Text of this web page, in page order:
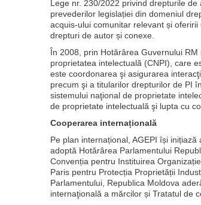
Lege nr. 230/2022 privind drepturile
prevederilor legislației din domeniul
acquis-ului comunitar relevant și
drepturi de autor și conexe.
În 2008, prin Hotărârea Guvernului
proprietatea intelectuală (CNPI), care
este coordonarea şi asigurarea
precum şi a titularilor drepturilor de PI
sistemului naţional de proprietate
de proprietate intelectuală şi lupta cu
Cooperarea internațională
Pe plan internațional, AGEPI își
adoptă Hotărârea Parlamentului
Convenția pentru Instituirea
Paris pentru Protecția Proprietății
Parlamentului, Republica Moldova
internaţională a mărcilor și Tratatul de